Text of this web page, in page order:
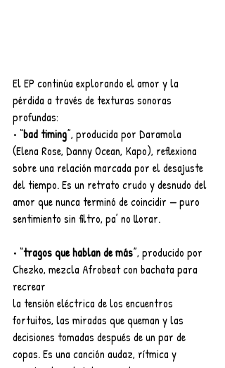
El EP continúa explorando el amor y la
pérdida a través de texturas sonoras
profundas:
•⁠ ⁠“bad timing”, producida por Daramola
(Elena Rose, Danny Ocean, Kapo), reflexiona
sobre una relación marcada por el desajuste
del tiempo. Es un retrato crudo y desnudo del
amor que nunca terminó de coincidir — puro
sentimiento sin filtro, pa’ no llorar.
•⁠ ⁠“tragos que hablan de más”, producido por
Chezko, mezcla Afrobeat con bachata para
recrear
la tensión eléctrica de los encuentros
fortuitos, las miradas que queman y las
decisiones tomadas después de un par de
copas. Es una canción audaz, rítmica y